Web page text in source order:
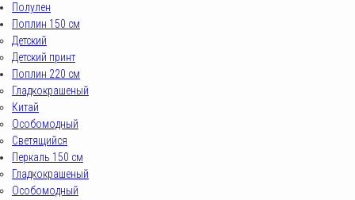
Полулен
Поплин 150 см
Детский
Детский принт
Поплин 220 см
Гладкокрашеный
Китай
Особомодный
Светящийся
Перкаль 150 см
Гладкокрашеный
Особомодный